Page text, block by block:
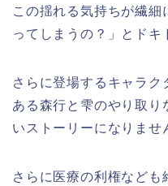
この揺れる気持ちが繊細
ってしまうの？」とドキ
さらに登場するキャラ
ある森行と雫のやり取り
いストーリーになりませ
さらに医療の利権なども